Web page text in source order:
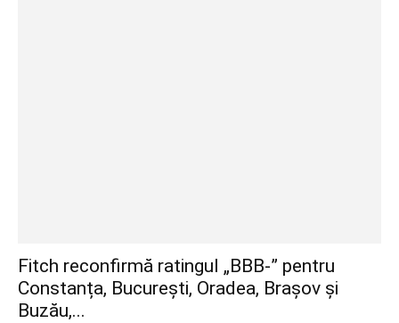
Fitch reconfirmă ratingul „BBB-” pentru
Constanța, București, Oradea, Brașov și
Buzău,...